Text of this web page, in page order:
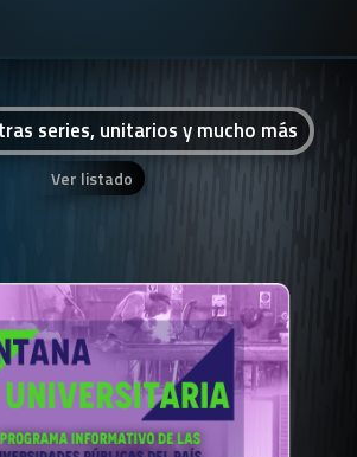
series, unitarios y mucho más
Ver listado